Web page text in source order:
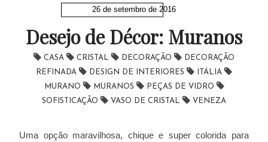
26 de setembro de 2016
Desejo de Décor: Muranos
CASA CRISTAL DECORAÇÃO
DECORAÇÃO
REFINADA
DESIGN DE INTERIORES
ITÁLIA
MURANO
MURANOS
PEÇAS DE VIDRO
SOFISTICAÇÃO
VASO DE CRISTAL VENEZA
Uma opção maravilhosa, chique e super colorida para